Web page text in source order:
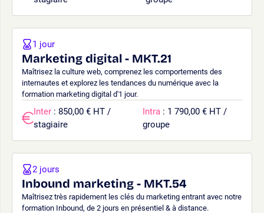
Marketing digital - MKT.21
Maîtrisez la culture web, comprenez les comportements des
internautes et explorez les tendances du numérique avec la
formation marketing digital d'1 jour.
1 jour
Inter : 850,00 € HT /
stagiaire
Intra : 1 790,00 € HT /
groupe
Inbound marketing - MKT.54
Maîtrisez très rapidement les clés du marketing entrant avec notre
formation Inbound, de 2 jours en présentiel & à distance.
2 jours